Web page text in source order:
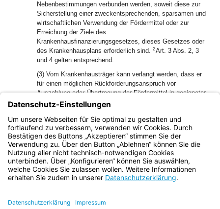
Nebenbestimmungen verbunden werden, soweit diese zur
Sicherstellung einer zweckentsprechenden, sparsamen und
wirtschaftlichen Verwendung der Fördermittel oder zur
Erreichung der Ziele des
Krankenhausfinanzierungsgesetzes, dieses Gesetzes oder
des Krankenhausplans erforderlich sind. 2Art. 3 Abs. 2, 3
und 4 gelten entsprechend.
(3) Vom Krankenhausträger kann verlangt werden, dass er
für einen möglichen Rückforderungsanspruch vor
Auszahlung oder Übertragung der Fördermittel in geeigneter
Weise, in der Regel durch Bestellung von
Grundpfandrechten, Sicherheit leistet; die notwendigen
Kosten der Absicherung werden in die Förderung
einbezogen.
Bayern.de
BayernPortal
Impressum